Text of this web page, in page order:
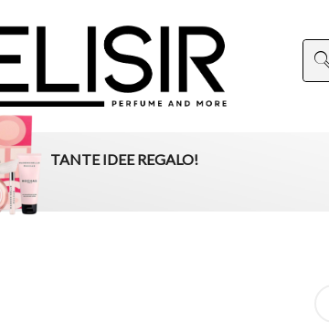
destinazione per il beauty, i profumi e la parafarmacia
TANTE IDEE REGALO!